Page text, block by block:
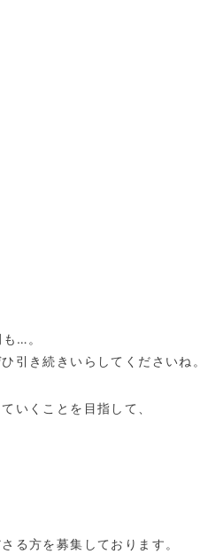
…。
引き続きいらしてくださいね。
いくことを目指して、
る方を募集しております。